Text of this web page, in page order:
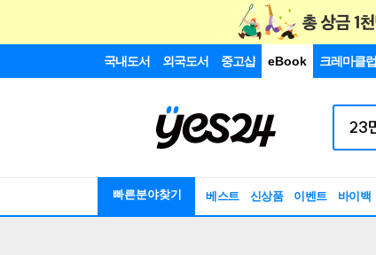
국내도서 외국도서 중고샵 eBook 크레마클럽
빠른분야찾기 베스트 신상품 이벤트 바이백